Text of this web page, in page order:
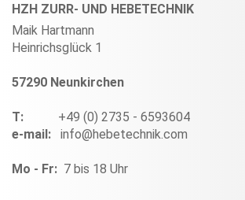
HZH ZURR- UND HEBETECHNIK
Maik Hartmann
Heinrichsglück 1
57290 Neunkirchen
T: +49 (0) 2735 - 6593604
e-mail: info@hebetechnik.com
Mo - Fr: 7 bis 18 Uhr